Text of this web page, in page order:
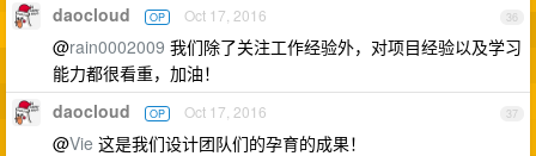
36
daocloud OP Oct 17, 2016
@rain0002009 我们除了关注工作经验外，对项目经验以及学习
能力都很看重，加油！
37
daocloud OP Oct 17, 2016
@Vie 这是我们设计团队们的孕育的成果！